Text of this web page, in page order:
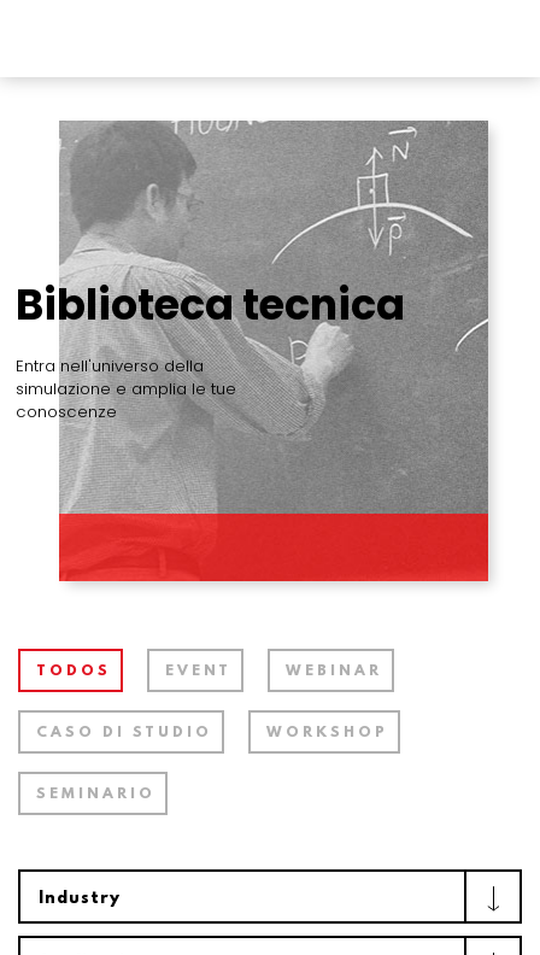
Biblioteca tecnica
Entra nell'universo della
simulazione e amplia le tue
conoscenze
TODOS EVENT WEBINAR
CASO DI STUDIO WORKSHOP
SEMINARIO
Industry